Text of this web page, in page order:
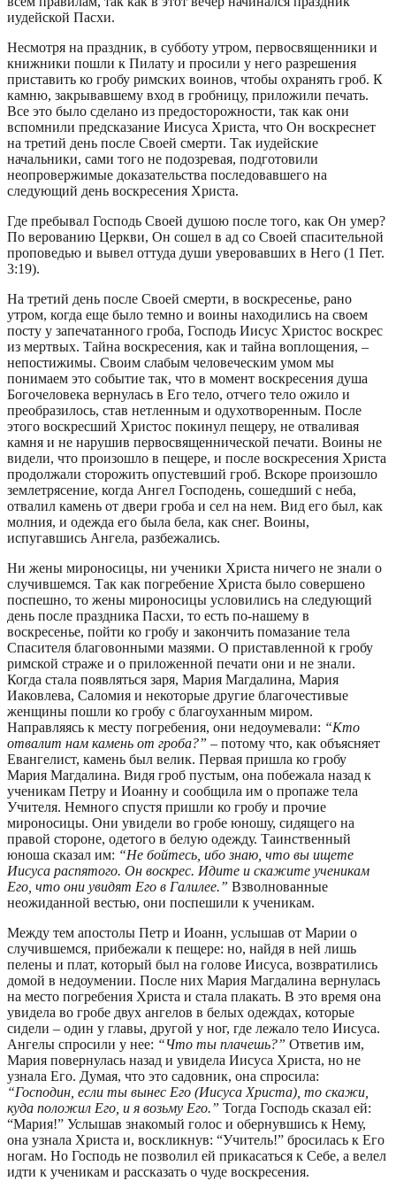
иудейской Пасхи.
Несмотря на праздник, в субботу утром, первосвященники и
книжники пошли к Пилату и просили у него разрешения
приставить ко гробу римских воинов, чтобы охранять гроб. К
камню, закрывавшему вход в гробницу, приложили печать.
Все это было сделано из предосторожности, так как они
вспомнили предсказание Иисуса Христа, что Он воскреснет
на третий день после Своей смерти. Так иудейские
начальники, сами того не подозревая, подготовили
неопровержимые доказательства последовавшего на
следующий день воскресения Христа.
Где пребывал Господь Своей душою после того, как Он умер?
По верованию Церкви, Он сошел в ад со Своей спасительной
проповедью и вывел оттуда души уверовавших в Него (1 Пет.
3:19).
На третий день после Своей смерти, в воскресенье, рано
утром, когда еще было темно и воины находились на своем
посту у запечатанного гроба, Господь Иисус Христос воскрес
из мертвых. Тайна воскресения, как и тайна воплощения, –
непостижимы. Своим слабым человеческим умом мы
понимаем это событие так, что в момент воскресения душа
Богочеловека вернулась в Его тело, отчего тело ожило и
преобразилось, став нетленным и одухотворенным. После
этого воскресший Христос покинул пещеру, не отваливая
камня и не нарушив первосвященнической печати. Воины не
видели, что произошло в пещере, и после воскресения Христа
продолжали сторожить опустевший гроб. Вскоре произошло
землетрясение, когда Ангел Господень, сошедший с неба,
отвалил камень от двери гроба и сел на нем. Вид его был, как
молния, и одежда его была бела, как снег. Воины,
испугавшись Ангела, разбежались.
Ни жены мироносицы, ни ученики Христа ничего не знали о
случившемся. Так как погребение Христа было совершено
поспешно, то жены мироносицы условились на следующий
день после праздника Пасхи, то есть по-нашему в
воскресенье, пойти ко гробу и закончить помазание тела
Спасителя благовонными мазями. О приставленной к гробу
римской страже и о приложенной печати они и не знали.
Когда стала появляться заря, Мария Магдалина, Мария
Иаковлева, Саломия и некоторые другие благочестивые
женщины пошли ко гробу с благоуханным миром.
Направляясь к месту погребения, они недоумевали: “Кто
отвалит нам камень от гроба?” – потому что, как объясняет
Евангелист, камень был велик. Первая пришла ко гробу
Мария Магдалина. Видя гроб пустым, она побежала назад к
ученикам Петру и Иоанну и сообщила им о пропаже тела
Учителя. Немного спустя пришли ко гробу и прочие
мироносицы. Они увидели во гробе юношу, сидящего на
правой стороне, одетого в белую одежду. Таинственный
юноша сказал им: “Не бойтесь, ибо знаю, что вы ищете
Иисуса распятого. Он воскрес. Идите и скажите ученикам
Его, что они увидят Его в Галилее.” Взволнованные
неожиданной вестью, они поспешили к ученикам.
Между тем апостолы Петр и Иоанн, услышав от Марии о
случившемся, прибежали к пещере: но, найдя в ней лишь
пелены и плат, который был на голове Иисуса, возвратились
домой в недоумении. После них Мария Магдалина вернулась
на место погребения Христа и стала плакать. В это время она
увидела во гробе двух ангелов в белых одеждах, которые
сидели – один у главы, другой у ног, где лежало тело Иисуса.
Ангелы спросили у нее: “Что ты плачешь?” Ответив им,
Мария повернулась назад и увидела Иисуса Христа, но не
узнала Его. Думая, что это садовник, она спросила:
“Господин, если ты вынес Его (Иисуса Христа), то скажи,
куда положил Его, и я возьму Его.” Тогда Господь сказал ей:
“Мария!” Услышав знакомый голос и обернувшись к Нему,
она узнала Христа и, воскликнув: “Учитель!” бросилась к Его
ногам. Но Господь не позволил ей прикасаться к Себе, а велел
идти к ученикам и рассказать о чуде воскресения.